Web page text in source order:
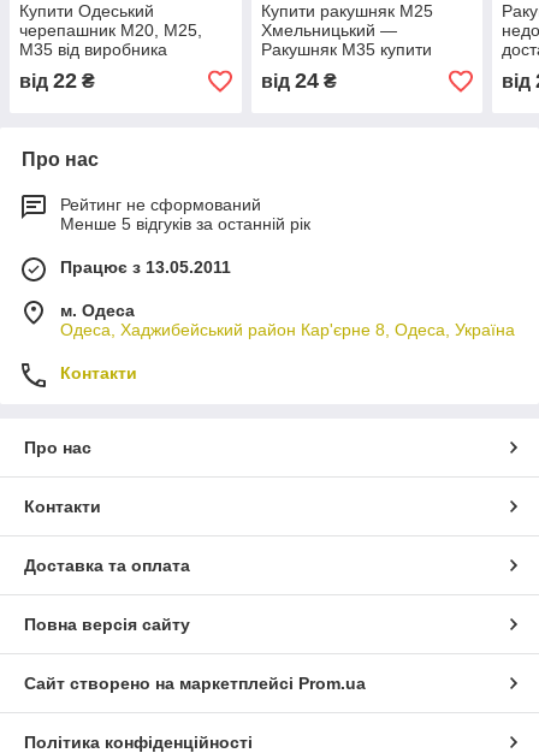
Купити Одеський
черепашник М20, М25,
М35 від виробника
від 22 ₴
Купити ракушняк М25
Хмельницький —
Ракушняк М35 купити
Хмельницький Недорого
від Виробника
від 24₴
М25
від
Про нас
Рейтинг не сформований
Менше 5 відгуків за останній рік
Працює з 13.05.2011
м. Одеса
Одеса, Хаджибейський район Кар'єрне 8, Одеса, Україна
Контакти
Про нас
Контакти
Доставка та оплата
Повна версія сайту
Сайт створено на маркетплейсі Prom.ua
Політика конфіденційності